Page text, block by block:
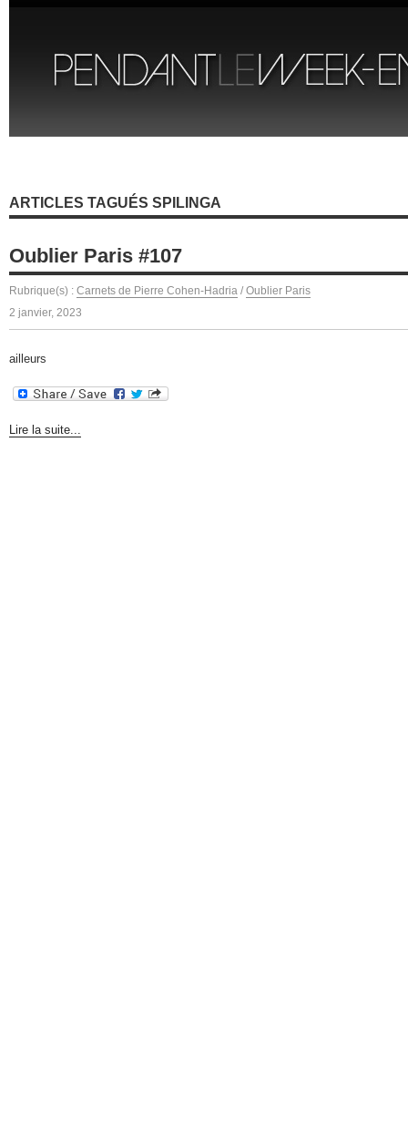
ARTICLES TAGUÉS SPILINGA
Oublier Paris #107
Rubrique(s) : Carnets de Pierre Cohen-Hadria / Oublier Paris
2 janvier, 2023
ailleurs
Lire la suite...